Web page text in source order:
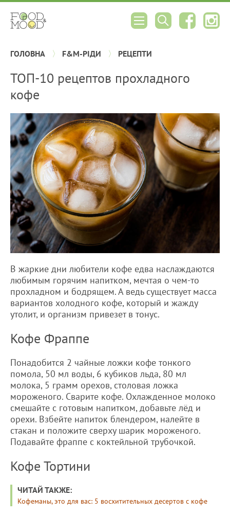
ГОЛОВНА F&M-РІДИ РЕЦЕПТИ
ТОП-10 рецептов прохладного
кофе
В жаркие дни любители кофе едва наслаждаются
любимым горячим напитком, мечтая о чем-то
прохладном и бодрящем. А ведь существует масса
вариантов холодного кофе, который и жажду
утолит, и организм привезет в тонус.
Кофе Фраппе
Понадобится 2 чайные ложки кофе тонкого
помола, 50 мл воды, 6 кубиков льда, 80 мл
молока, 5 грамм орехов, столовая ложка
мороженого. Сварите кофе. Охлажденное молоко
смешайте с готовым напитком, добавьте лёд и
орехи. Взбейте напиток блендером, налейте в
стакан и положите сверху шарик мороженого.
Подавайте фраппе с коктейльной трубочкой.
Кофе Тортини
ЧИТАЙ ТАКЖЕ:
Кофеманы, это для вас: 5 восхитительных десертов с кофе